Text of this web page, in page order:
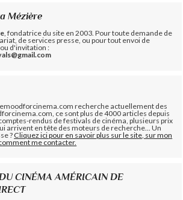
Mézière
, fondatrice du site en 2003. Pour toute demande de
de services presse, ou pour tout envoi de
d'invitation :
recherche actuellement des
ce sont plus de 4000 articles depuis
rendus de festivals de cinéma, plusieurs prix
arrivent en tête des moteurs de recherche... Un
?Cliquez ici pour en savoir plus sur le site, sur mon
me contacter.
CINÉMA AMÉRICAIN DE